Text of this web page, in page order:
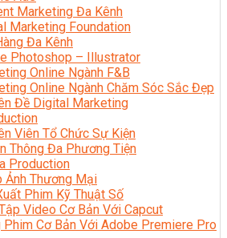
Marketing Đa Kênh
Marketing Foundation
Đa Kênh
Photoshop – Illustrator
Online Ngành F&B
Online Ngành Chăm Sóc Sắc Đẹp
Đề Digital Marketing
Viên Tổ Chức Sự Kiện
Thông Đa Phương Tiện
Production
Ảnh Thương Mại
Phim Kỹ Thuật Số
Video Cơ Bản Với Capcut
Phim Cơ Bản Với Adobe Premiere Pro